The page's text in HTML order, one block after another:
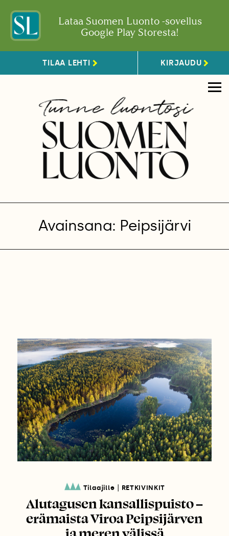
Lataa Suomen Luonto -sovellus
Google Play Storesta!
TILAA LEHTI KIRJAUDU
Avainsana: Peipsijärvi
Tilaajille RETKIVINKIT
Alutagusen kansallispuisto –
erämaista Viroa Peipsijärven